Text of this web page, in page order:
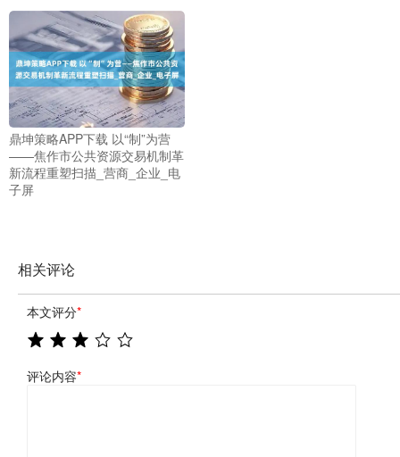
鼎坤策略APP下载 以“制”为营
——焦作市公共资源交易机制革
新流程重塑扫描_营商_企业_电
子屏
相关评论
本文评分*
评论内容*